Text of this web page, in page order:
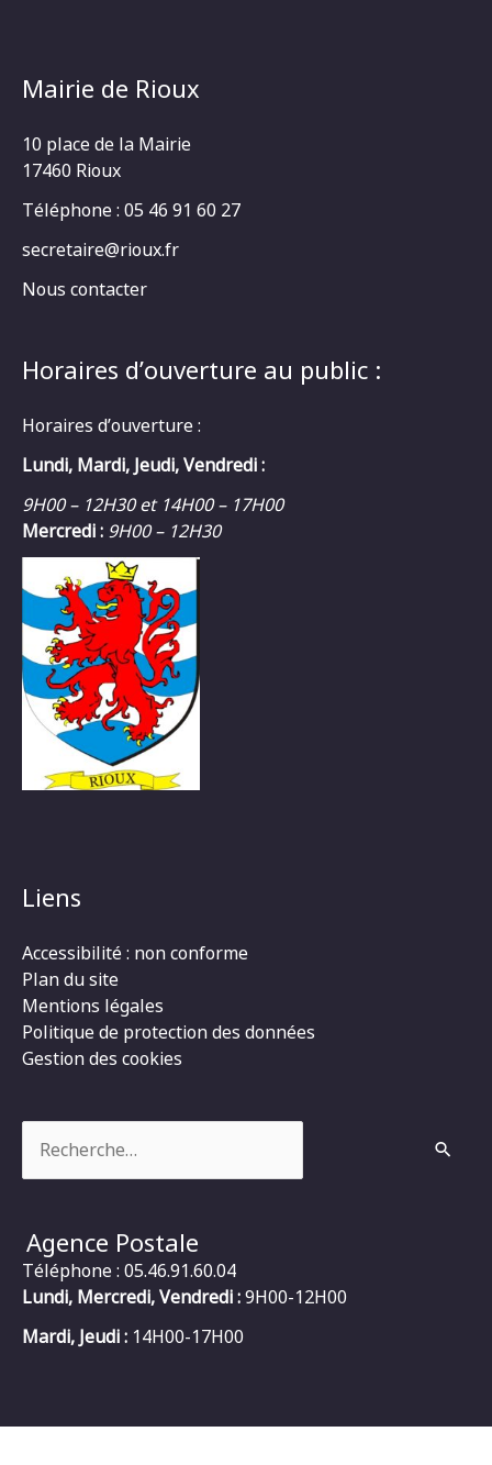
Mairie de Rioux
10 place de la Mairie
17460 Rioux
Téléphone : 05 46 91 60 27
secretaire@rioux.fr
Nous contacter
Horaires d’ouverture au public :
Horaires d’ouverture :
Lundi, Mardi, Jeudi, Vendredi :
9H00 – 12H30 et 14H00 – 17H00
Mercredi : 9H00 – 12H30
Liens
Accessibilité : non conforme
Plan du site
Mentions légales
Politique de protection des données
Gestion des cookies
Agence Postale
Téléphone : 05.46.91.60.04
Lundi, Mercredi, Vendredi :9H00-12H00
Mardi, Jeudi : 14H00-17H00